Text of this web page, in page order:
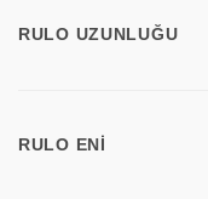
RULO UZUNLUĞU
RULO ENI